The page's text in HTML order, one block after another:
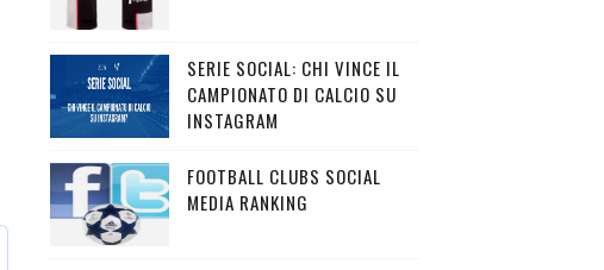
SERIE SOCIAL: CHI VINCE IL
CAMPIONATO DI CALCIO SU
INSTAGRAM
FOOTBALL CLUBS SOCIAL
MEDIA RANKING